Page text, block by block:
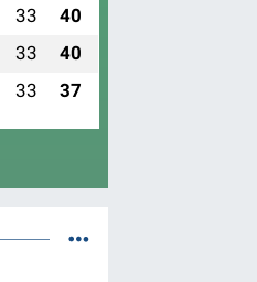
33 40
33 40
33 37